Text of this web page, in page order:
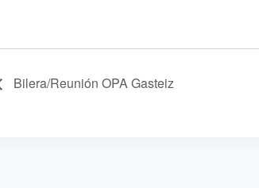
Bilera/Reunión OPA Gasteiz